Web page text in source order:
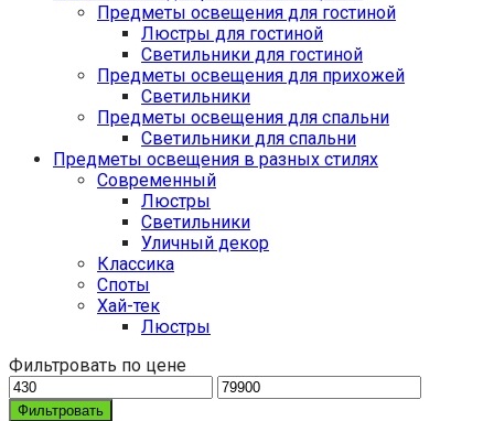
Предметы освещения для гостиной
Люстры для гостиной
Светильники для гостиной
Предметы освещения для прихожей
Светильники
Предметы освещения для спальни
Светильники для спальни
Предметы освещения в разных стилях
Cовременный
Люстры
Светильники
Уличный декор
Классика
Споты
Хай-тек
Люстры
Фильтровать по цене
Фильтровать